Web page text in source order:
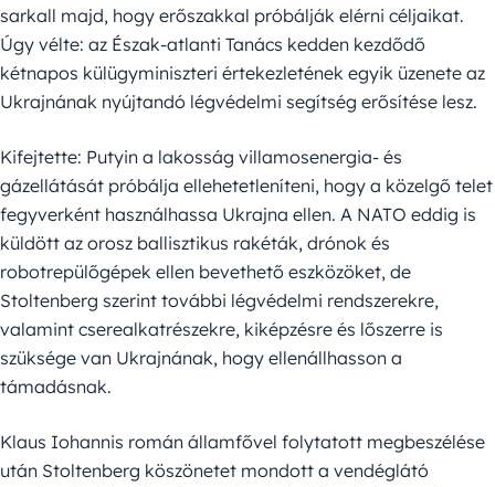
sarkall majd, hogy erőszakkal próbálják elérni céljaikat.
Úgy vélte: az Észak-atlanti Tanács kedden kezdődő
kétnapos külügyminiszteri értekezletének egyik üzenete az
Ukrajnának nyújtandó légvédelmi segítség erősítése lesz.
Kifejtette: Putyin a lakosság villamosenergia- és
gázellátását próbálja ellehetetleníteni, hogy a közelgő telet
fegyverként használhassa Ukrajna ellen. A NATO eddig is
küldött az orosz ballisztikus rakéták, drónok és
robotrepülőgépek ellen bevethető eszközöket, de
Stoltenberg szerint további légvédelmi rendszerekre,
valamint cserealkatrészekre, kiképzésre és lőszerre is
szüksége van Ukrajnának, hogy ellenállhasson a
támadásnak.
Klaus Iohannis román államfővel folytatott megbeszélése
után Stoltenberg köszönetet mondott a vendéglátó